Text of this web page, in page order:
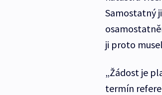
Samostatný
ji proto
„Žádost je
termín